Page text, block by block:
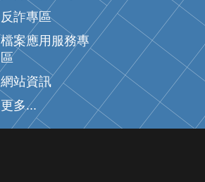
反詐專區
檔案應用服務專
區
網站資訊
更多...